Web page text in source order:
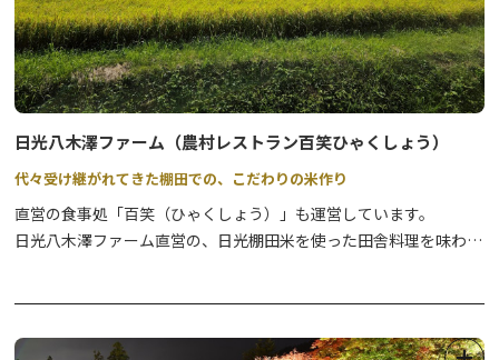
日光八木澤ファーム（農村レストラン百笑ひゃくしょう）
代々受け継がれてきた棚田での、こだわりの米作り
直営の食事処「百笑（ひゃくしょう）」も運営しています。
日光八木澤ファーム直営の、日光棚田米を使った田舎料理を味わえ
す。